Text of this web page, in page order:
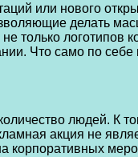
или нового
делать
только
Что само по
людей. К
акция не